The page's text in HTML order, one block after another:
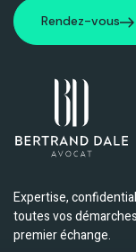
Rendez-vous
Expertise,
toutes vos
premier échange.